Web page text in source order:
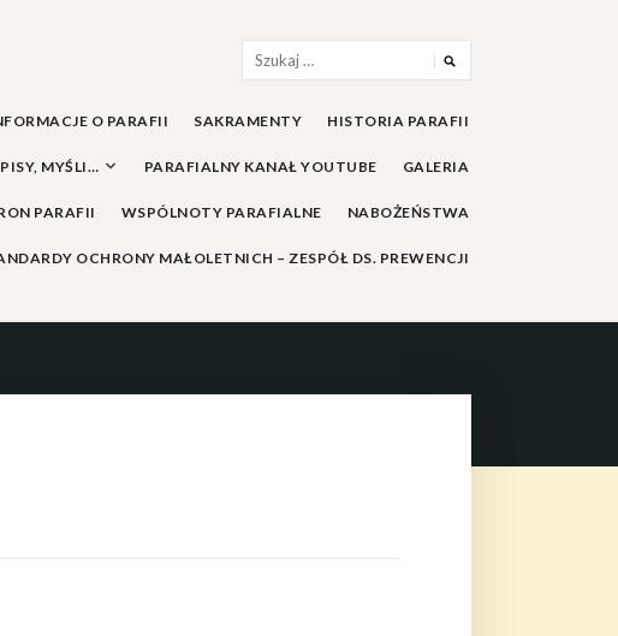
O PARAFII SAKRAMENTY HISTORIA PARAFII
MYŚLI… PARAFIALNY KANAŁ YOUTUBE GALERIA
PARAFII WSPÓLNOTY PARAFIALNE NABOŻEŃSTWA
OCHRONY MAŁOLETNICH – ZESPÓŁ DS. PREWENCJI